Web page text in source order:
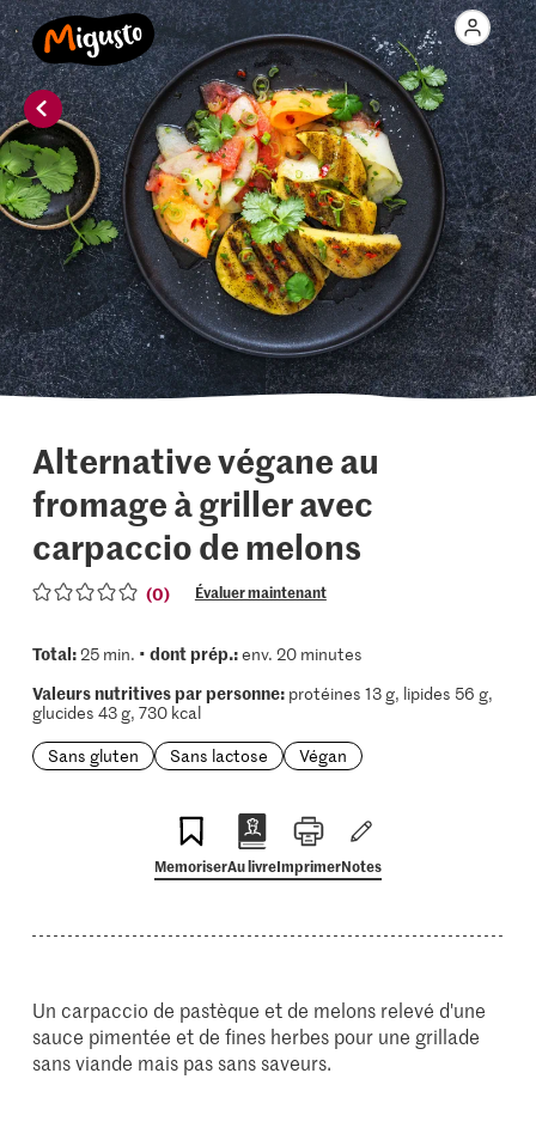
Alternative végane au
fromage à griller avec
carpaccio de melons
(0) Évaluer maintenant
Total:25 min. • dont prép.:env. 20 minutes
Valeurs nutritives par personne:protéines 13 g, lipides 56 g,
glucides 43 g, 730 kcal
Sans gluten
Sans lactose Végan
MemoriserAu livreImprimerNotes
Un carpaccio de pastèque et de melons relevé d'une
sauce pimentée et de fines herbes pour une grillade
sans viande mais pas sans saveurs.